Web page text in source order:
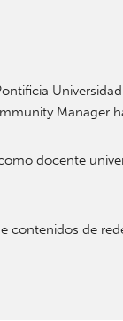
Manager
docente
de